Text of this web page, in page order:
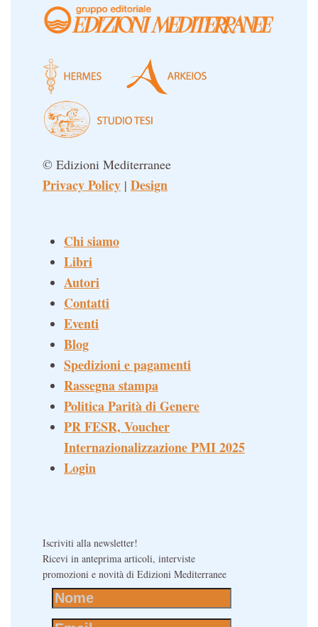
© Edizioni Mediterranee
Privacy Policy | Design
Chi siamo
Libri
Autori
Contatti
Eventi
Blog
Spedizioni e pagamenti
Rassegna stampa
Politica Parità di Genere
PR FESR, Voucher
Internazionalizzazione PMI 2025
Login
Iscriviti alla newsletter!
Ricevi in anteprima articoli, interviste
promozioni e novità di Edizioni Mediterranee